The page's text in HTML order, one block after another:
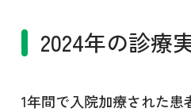
2024年の診療
1年間で入院加療された患